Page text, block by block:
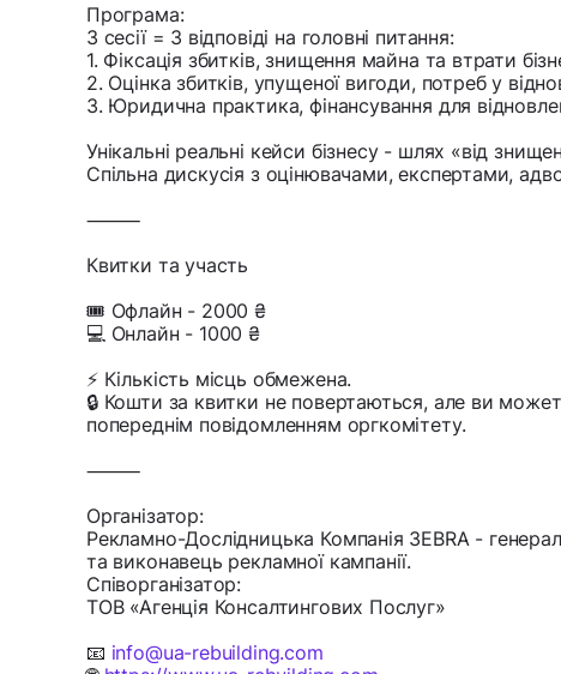
Програма:
3 сесії = 3 відповіді на головні питання:
1. Фіксація збитків, знищення майна та втрати
2. Оцінка збитків, упущеної вигоди, потреб у
3. Юридична практика, фінансування для
Унікальні реальні кейси бізнесу - шлях «від
Спільна дискусія з оцінювачами, експертами,
⸻
Квитки та участь
🎟️ Офлайн - 2000 ₴
💻 Онлайн - 1000 ₴
⚡ Кількість місць обмежена.
🔒 Кошти за квитки не повертаються, але ви
попереднім повідомленням оргкомітету.
⸻
Організатор:
Рекламно-Дослідницька Компанія ЗEBRA -
та виконавець рекламної кампанії.
Співорганізатор:
ТОВ «Агенція Консалтингових Послуг»
📧 info@ua-rebuilding.com